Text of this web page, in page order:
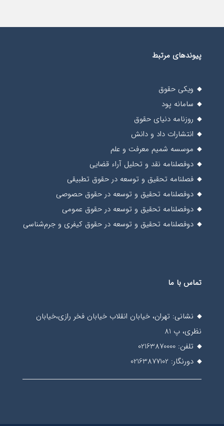
پیوندهای مرتبط
ویکی حقوق
سامانه پود
روزنامه دنیای حقوق
انتشارات داد و دانش
موسسه شمیم معرفت و علم
دوفصلنامه نقد و تحلیل آراء قضایی
فصلنامه تحقیق و توسعه در حقوق تطبیقی
دوفصلنامه تحقیق و توسعه در حقوق حصوصی
دوفصلنامه تحقیق و توسعه در حقوق عمومی
دوفصلنامه تحقیق و توسعه در حقوق کیفری و جرم‌شناسی
تماس با ما
نشانی: تهران، خیابان انقلاب خیابان فخر رازی،خیابان
نظری، پ 81
تلفن: 02163870000
دورنگار: 02163877102